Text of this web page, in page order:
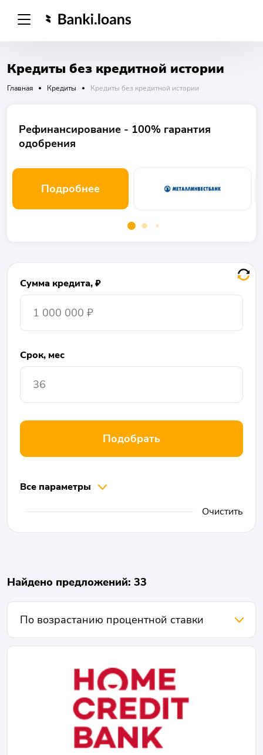
Кредиты без кредитной истории
Главная Кредиты Кредиты без кредитной истории
Рефинансирование - 100% гарантия
одобрения
Подробнее
Сумма кредита, ₽
Срок, мес
Подобрать
Все параметры
Очистить
Найдено предложений: 33